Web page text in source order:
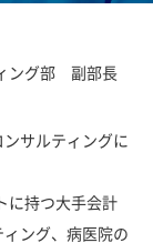
ング部 副部長
サルティングに
に持つ大手会計
ング、病医院の